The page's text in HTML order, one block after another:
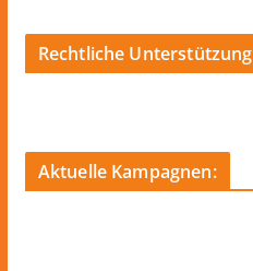
Rechtliche Unterstützung
Aktuelle Kampagnen: